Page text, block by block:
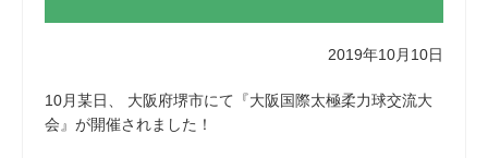
2019年10月10日
10月某日、 大阪府堺市にて『大阪国際太極柔力球交流大
会』が開催されました！